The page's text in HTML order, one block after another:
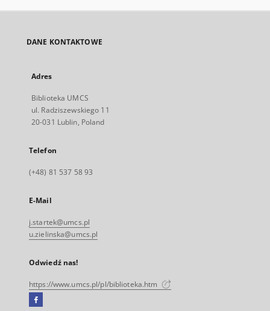
DANE KONTAKTOWE
Adres
Biblioteka UMCS
ul. Radziszewskiego 11
20-031 Lublin, Poland
Telefon
(+48) 81 537 58 93
E-Mail
j.startek@umcs.pl
u.zielinska@umcs.pl
Odwiedź nas!
https://www.umcs.pl/pl/biblioteka.htm
Facebook